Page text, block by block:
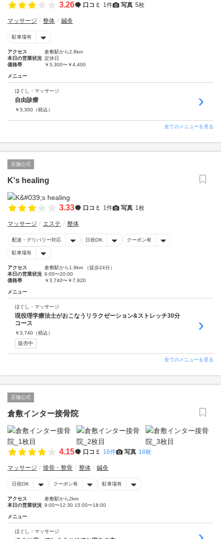
3.26 口コミ 1件 写真 5枚
マッサージ 整体 鍼灸
駐車場有
アクセス
倉敷駅から2.8km
本日の営業状況 定休日
価格帯
￥3,300〜￥4,400
メニュー
ほぐし・マッサージ
自由診療
￥3,300 （税込）
全てのメニューを見る
店舗公式
K's healing
3.33 口コミ 1件 写真 1枚
マッサージ エステ 整体
配達・デリバリー対応 日祝OK クーポン有
駐車場有
アクセス
倉敷駅から1.9km （徒歩24分）
本日の営業状況 9:00〜20:00
価格帯
￥3,740〜￥7,920
メニュー
ほぐし・マッサージ
現役理学療法士がおこなうリラクゼーション&ストレッチ30分
コース
￥3,740 （税込）
販売中
全てのメニューを見る
店舗公式
倉敷インター接骨院
4.15 口コミ 16件 写真 18枚
マッサージ 接骨・整骨 整体 鍼灸
日祝OK クーポン有 駐車場有
アクセス
倉敷駅から2km
本日の営業状況 9:00〜12:30 15:00〜18:00
メニュー
ほぐし・マッサージ